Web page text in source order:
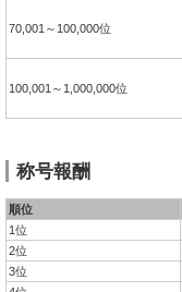
70,001～100,000位
100,001～1,000,000位
称号報酬
順位
1位
2位
3位